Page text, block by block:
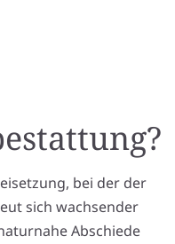
bei der der
sich wachsender
Abschiede